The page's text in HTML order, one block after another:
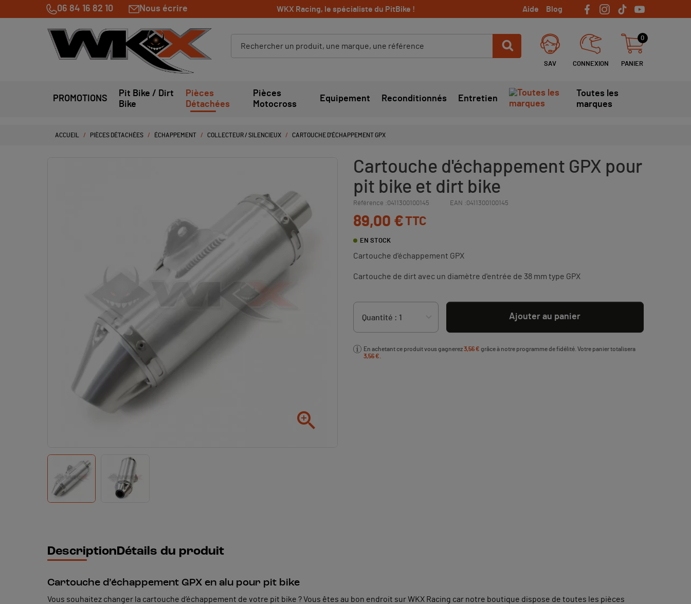
06 84 16 82 10 Nous écrire WKX Racing, le spécialiste du PitBike ! Aide Blog
SAV CONNEXION PANIER
0
PROMOTIONS
Pit Bike / Dirt
Bike
Pièces
Détachées
Pièces
Motocross
Equipement Reconditionnés Entretien
Toutes les
marques
ACCUEIL PIÈCES DÉTACHÉES ÉCHAPPEMENT COLLECTEUR / SILENCIEUX CARTOUCHE D'ÉCHAPPEMENT GPX

Cartouche d'échappement GPX pour
pit bike et dirt bike
Référence :0411300100145 EAN :0411300100145
89,00 €TTC
EN STOCK
Cartouche d'échappement GPX
Cartouche de dirt avec un diamètre d'entrée de 38 mm type GPX
Ajouter au panier
En achetant ce produit vous gagnerez3,56 € grâce à notre programme de fidélité. Votre panier totalisera
3,56 €
DescriptionDétails du produit
Cartouche d’échappement GPX en alu pour pit bike
Vous souhaitez changer la cartouche d’échappement de votre pit bike ? Vous êtes au bon endroit sur WKX Racing car notre boutique dispose de toutes les pièces